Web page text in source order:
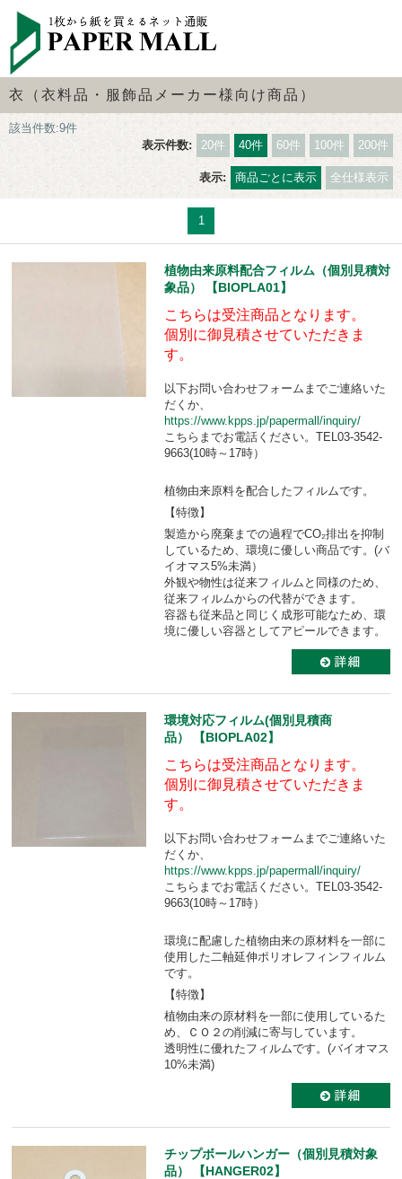
衣（衣料品・服飾品メーカー様向け商品）
該当件数:9件
表示件数:
20件 40件 60件 100件 200件
表示: 商品ごとに表示 全仕様表示
1
植物由来原料配合フィルム（個別見積対
象品） 【BIOPLA01】
こちらは受注商品となります。
個別に御見積させていただきま
す。
以下お問い合わせフォームまでご連絡いた
だくか、
https://www.kpps.jp/papermall/inquiry/
こちらまでお電話ください。TEL03-3542-
9663(10時～17時）
植物由来原料を配合したフィルムです。
【特徴】
製造から廃棄までの過程でCO₂排出を抑制
しているため、環境に優しい商品です。(バ
イオマス5%未満）
外観や物性は従来フィルムと同様のため、
従来フィルムからの代替ができます。
容器も従来品と同じく成形可能なため、環
境に優しい容器としてアピールできます。
環境対応フィルム(個別見積商
品） 【BIOPLA02】
こちらは受注商品となります。
個別に御見積させていただきま
す。
以下お問い合わせフォームまでご連絡いた
だくか、
https://www.kpps.jp/papermall/inquiry/
こちらまでお電話ください。TEL03-3542-
9663(10時～17時）
環境に配慮した植物由来の原材料を一部に
使用した二軸延伸ポリオレフィンフィルム
です。
【特徴】
植物由来の原材料を一部に使用しているた
め、ＣＯ２の削減に寄与しています。
透明性に優れたフィルムです。(バイオマス
10%未満)
チップボールハンガー（個別見積対象
品） 【HANGER02】